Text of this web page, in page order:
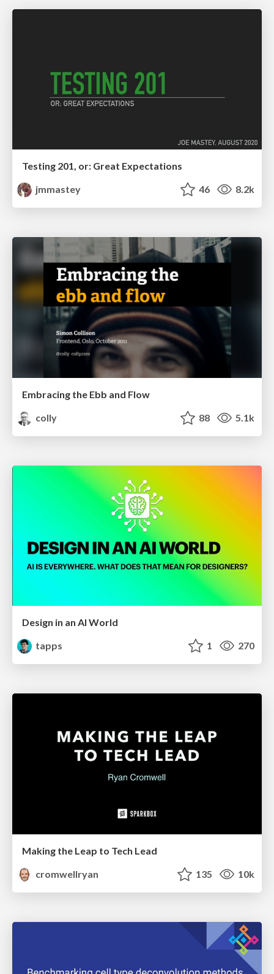
Testing 201, or: Great Expectations
jmmastey
46 8.2k
Embracing the Ebb and Flow
colly
88 5.1k
Design in an AI World
tapps
1 270
Making the Leap to Tech Lead
cromwellryan
135 10k